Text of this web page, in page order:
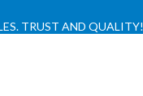
TRUST AND QUALITY!